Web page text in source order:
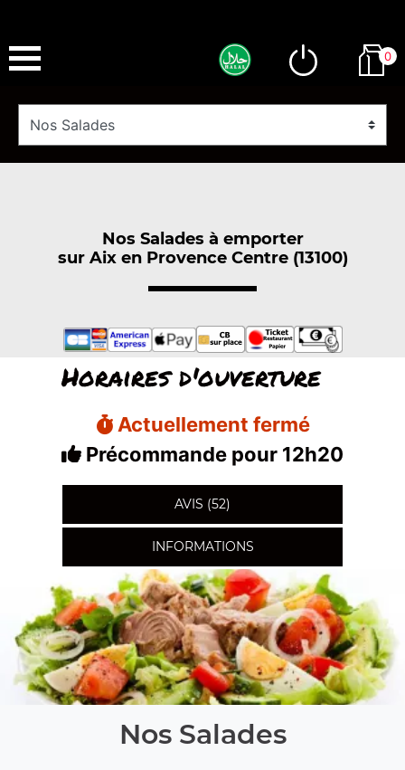
0
Nos Salades à emporter
sur Aix en Provence Centre (13100)
Horaires d'ouverture
Actuellement fermé
Précommande pour 12h20
AVIS (52)
INFORMATIONS
Nos Salades